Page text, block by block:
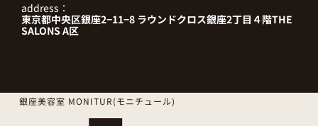
銀座美容室 MONITUR(モニチュール)
address：
東京都中央区銀座2−11−8 ラウンドクロス銀座2丁目４階THE
SALONS A区